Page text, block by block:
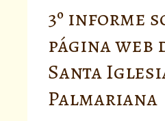
3º informe
página web
Santa
Palmariana